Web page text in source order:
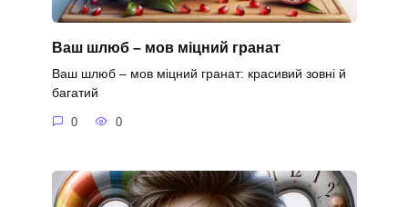
Ваш шлюб – мов міцний гранат
Ваш шлюб – мов міцний гранат: красивий зовні й
багатий
0 0